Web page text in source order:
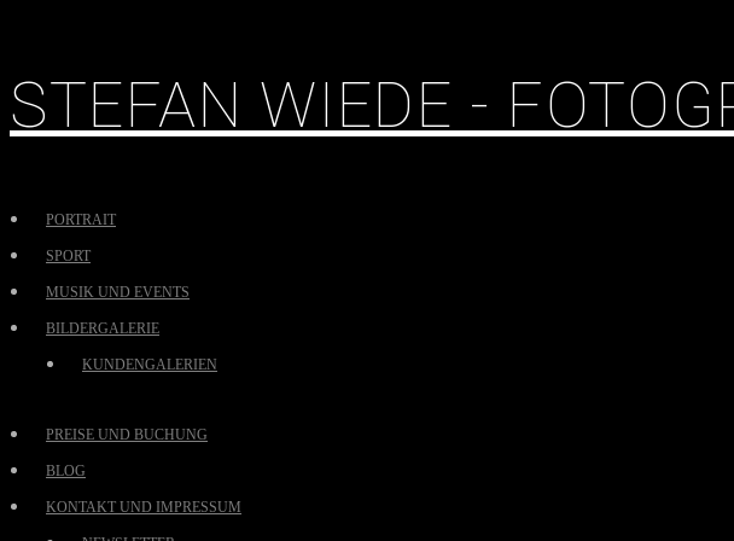
STEFAN WIEDE -
PORTRAIT
SPORT
MUSIK UND EVENTS
BILDERGALERIE
KUNDENGALERIEN
PREISE UND BUCHUNG
BLOG
KONTAKT UND IMPRESSUM